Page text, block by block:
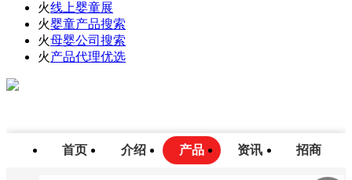
火线上婴童展
火婴童产品搜索
火母婴公司搜索
火产品代理优选
首页 介绍 产品 资讯 招商